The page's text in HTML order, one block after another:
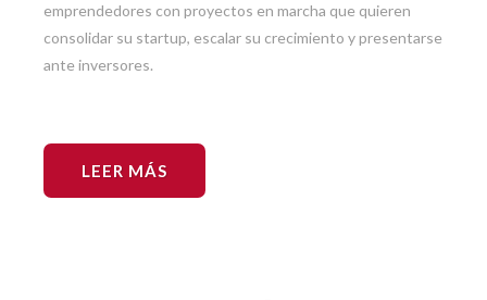
emprendedores con proyectos en marcha que quieren
consolidar su startup, escalar su crecimiento y presentarse
ante inversores.
LEER MÁS